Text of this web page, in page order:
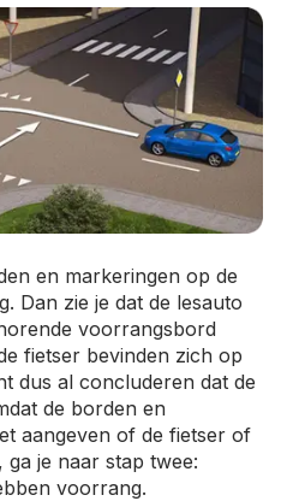
en markeringen op de
Dan zie je dat de lesauto
voorrangsbord
fietser bevinden zich op
dus al concluderen dat de
de borden en
aangeven of de fietser of
je naar stap twee:
voorrang.